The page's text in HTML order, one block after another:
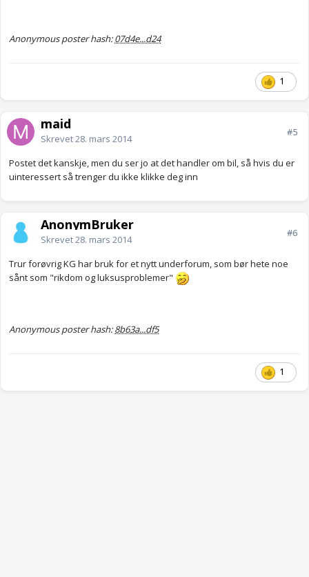
Anonymous poster hash:07d4e...d24
1
maid
Skrevet28. mars 2014
#5
Postet det kanskje, men du ser jo at det handler om bil, så hvis du er
uinteressert så trenger du ikke klikke deg inn
AnonymBruker
Skrevet28. mars 2014
#6
Trur forøvrig KG har bruk for et nytt underforum, som bør hete noe
sånt som "rikdom og luksusproblemer"
Anonymous poster hash:8b63a...df5
1